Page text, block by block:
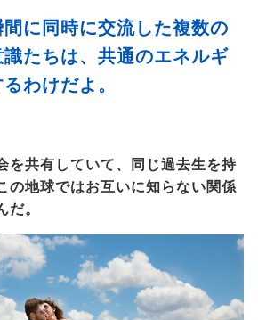
に同時に交流した複数の
たちは、共通のエネルギ
わけだよ。
を共有していて、同じ過去生を持
の地球ではお互いに知らない関係
だ。